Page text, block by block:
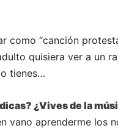
como “canción
quisiera ver a un
tienes…
¿Vives de la
vano aprenderme los